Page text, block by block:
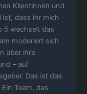
Klientinnen und
ist, dass ihr mich
5 wechselt das
moderiert sich
über ihre
– auf
Das ist das
Team, das